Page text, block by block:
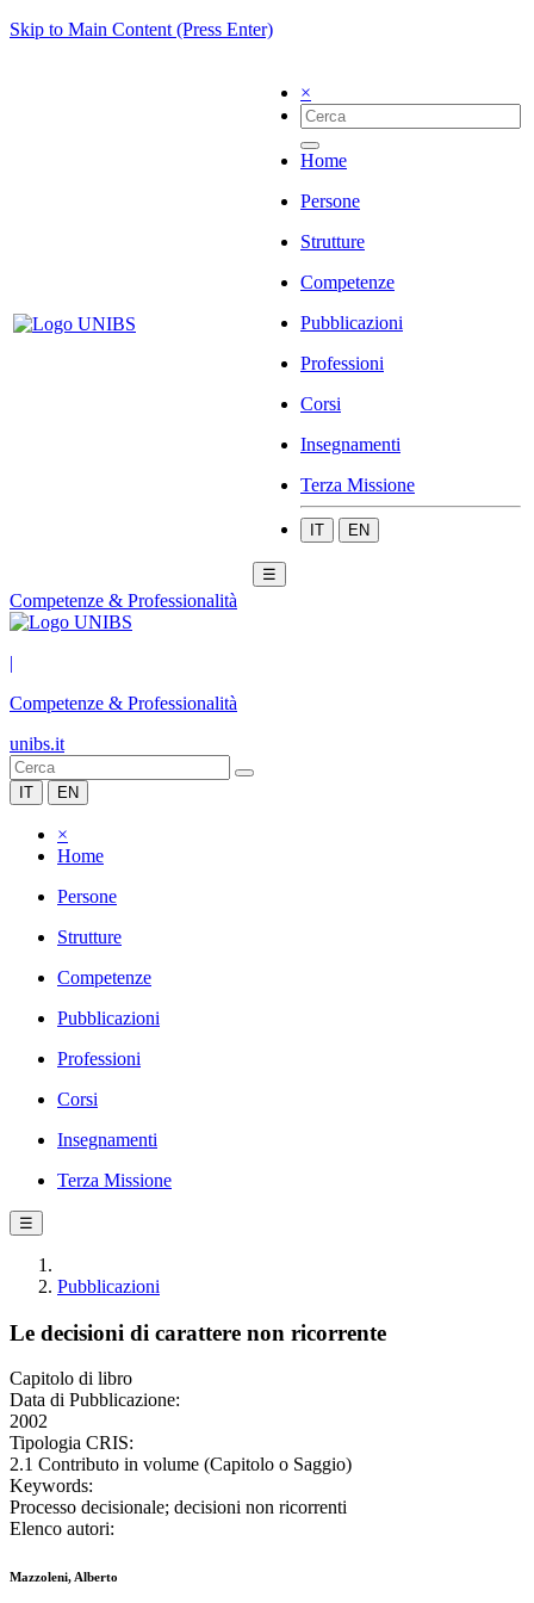
Skip to Main Content (Press Enter)
×
Home
Persone
Strutture
Competenze
Pubblicazioni
Professioni
Corsi
Insegnamenti
Terza Missione
IT EN
☰
Competenze & Professionalità
|
Competenze & Professionalità
unibs.it
IT EN
×
Home
Persone
Strutture
Competenze
Pubblicazioni
Professioni
Corsi
Insegnamenti
Terza Missione
☰
Pubblicazioni
Le decisioni di carattere non ricorrente
Capitolo di libro
Data di Pubblicazione:
2002
Tipologia CRIS:
2.1 Contributo in volume (Capitolo o Saggio)
Keywords:
Processo decisionale; decisioni non ricorrenti
Elenco autori:
Mazzoleni, Alberto